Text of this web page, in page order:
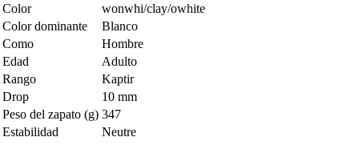
Color
wonwhi/clay/owhite
Color dominante
Blanco
Como
Hombre
Edad
Adulto
Rango
Kaptir
Drop
10 mm
Peso del zapato (g) 347
Estabilidad
Neutre